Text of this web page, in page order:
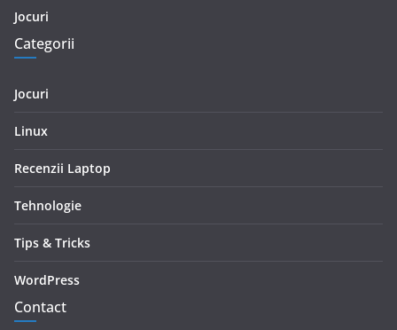
Jocuri
Categorii
Jocuri
Linux
Recenzii Laptop
Tehnologie
Tips & Tricks
WordPress
Contact